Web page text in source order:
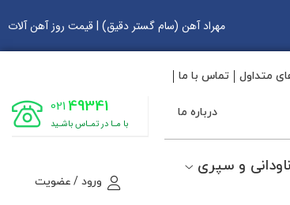
مهراد آهن (سام گستر دقیق) | قیمت روز آهن آلات
متداول تماس با ما
درباره ما
و سپری
49341
021
با مـا در تمـاس باشـید
ورود / عضویت